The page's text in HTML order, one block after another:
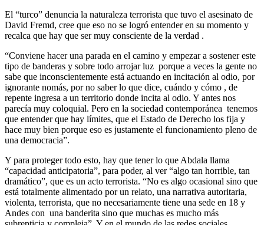
El “turco” denuncia la naturaleza terrorista que tuvo el asesinato de
David Fremd, cree que eso no se logró entender en su momento y
recalca que hay que ser muy consciente de la verdad .
“Conviene hacer una parada en el camino y empezar a sostener este
tipo de banderas y sobre todo arrojar luz porque a veces la gente no
sabe que inconscientemente está actuando en incitación al odio, por
ignorante nomás, por no saber lo que dice, cuándo y cómo , de
repente ingresa a un territorio donde incita al odio. Y antes nos
parecía muy coloquial. Pero en la sociedad contemporánea tenemos
que entender que hay límites, que el Estado de Derecho los fija y
hace muy bien porque eso es justamente el funcionamiento pleno de
una democracia”.
Y para proteger todo esto, hay que tener lo que Abdala llama
“capacidad anticipatoria”, para poder, al ver “algo tan horrible, tan
dramático”, que es un acto terrorista. “No es algo ocasional sino que
está totalmente alimentado por un relato, una narrativa autoritaria,
violenta, terrorista, que no necesariamente tiene una sede en 18 y
Andes con una banderita sino que muchas es mucho más